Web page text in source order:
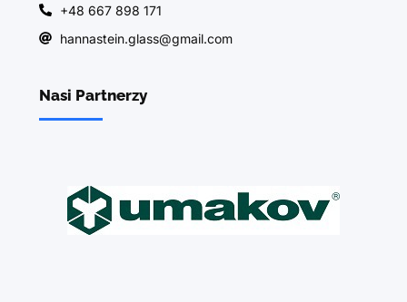
+48 667 898 171
hannastein.glass@gmail.com
Nasi Partnerzy